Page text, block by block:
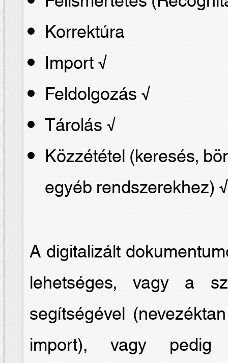
Korrektúra
Import √
Feldolgozás √
Tárolás √
Közzététel (keresés,
egyéb rendszerekhez) √
A digitalizált
lehetséges, vagy a
segítségével
import), vagy